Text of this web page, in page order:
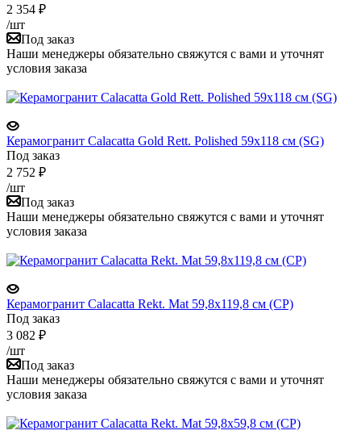
2 354 ₽
/шт
Под заказ
Наши менеджеры обязательно свяжутся с вами и уточнят
условия заказа
Керамогранит Calacatta Gold Rett. Polished 59x118 см (SG)
Под заказ
2 752 ₽
/шт
Под заказ
Наши менеджеры обязательно свяжутся с вами и уточнят
условия заказа
Керамогранит Calacatta Rekt. Mat 59,8x119,8 см (CP)
Под заказ
3 082 ₽
/шт
Под заказ
Наши менеджеры обязательно свяжутся с вами и уточнят
условия заказа